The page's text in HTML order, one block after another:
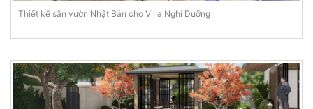
Thiết kế sân vườn Nhật Bản cho Villa Nghỉ Dưỡng